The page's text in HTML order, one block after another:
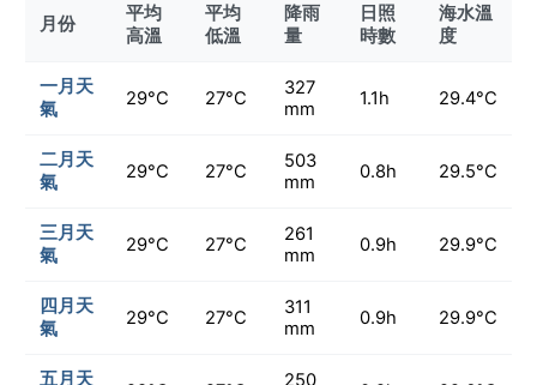
月份
平均
高溫
平均
低溫
降雨
量
日照
時數
海水溫
度
一月天
氣
29°C 27°C
327
mm
1.1h 29.4°C
二月天
氣
29°C 27°C
503
mm
0.8h 29.5°C
三月天
氣
29°C 27°C
261
mm
0.9h 29.9°C
四月天
氣
29°C 27°C
311
mm
0.9h 29.9°C
五月天 250